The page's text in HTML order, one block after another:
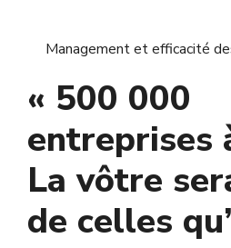
Management et efficacité
« 500 000
entreprises
La vôtre
de celles